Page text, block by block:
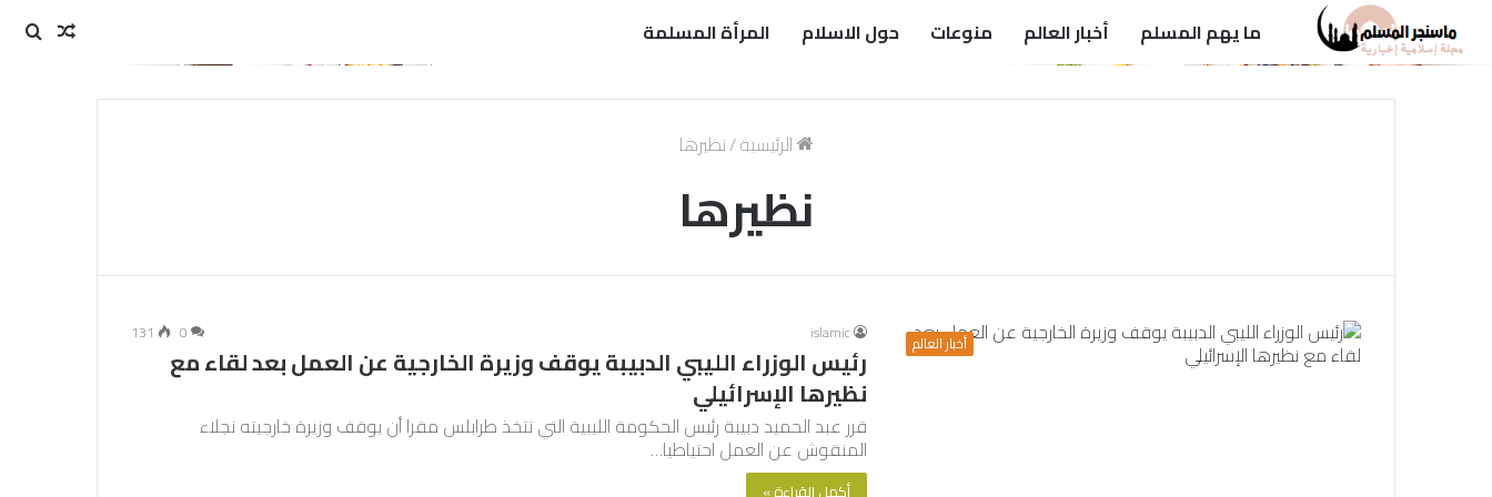
ما يهم المسلم أخبار العالم منوعات حول الاسلام المرأة المسلمة
مقال
الرئيسية/نظيرها
نظيرها
أخبار العالم islamic
0
131
رئيس الوزراء الليبي الدبيبة يوقف وزيرة الخارجية عن العمل بعد لقاء مع
نظيرها الإسرائيلي
قرر عبد الحميد دبيبة رئيس الحكومة الليبية التي تتخذ طرابلس مقرا أن يوقف وزيرة خارجيته نجلاء
المنقوش عن العمل احتياطيا…
أكمل القراءة »